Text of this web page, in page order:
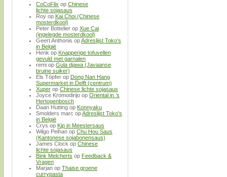
CoCoFlix op Chinese
lichte sojasaus
Roy op Kai Choi (Chinese
mosterdkool)
Peter Bottelier op Xue Cai
(ingelegde mosterdkool)
Geert Anthonis opAdreslijst Toko’s
in België
Henk op Knapperige tofuvellen
gevuld met garnalen
remi op Gula djawa (Javaanse
bruine suiker)
Els Töpfer op Dong Nan Hang
Supermarket in Delft (centrum)
Xuper op Chinese lichte sojasaus
Joyce Kromodirijo op Oriental in ’s
Hertogenbosch
Daan Hutting op Konnyaku
Smolders marc opAdreslijst Toko’s
in België
Crys op Kip in Meestersaus
Wilgo Pelhan op Chu Hou Saus
(Kantonese sojabonensaus)
James Clock op Chinese
lichte sojasaus
Bink Melcherts op Feedback &
Vragen
Marjan op Thaise groene
currypasta